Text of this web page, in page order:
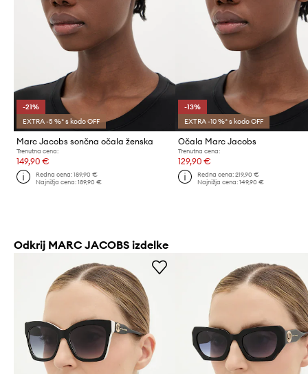
-21%
EXTRA -5 %* s kodo OFF
Marc Jacobs sončna očala ženska
Trenutna cena:
149,90 €
Redna cena:189,90 €
Najnižja cena:189,90 €
-13%
EXTRA -10 %* s kodo OFF
Očala Marc Jacobs
Trenutna cena:
129,90 €
Redna cena: 219,90 €
Najnižja cena: 149,90 €
Odkrij MARC JACOBS izdelke